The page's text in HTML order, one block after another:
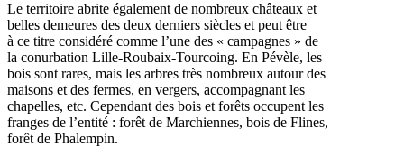
Le territoire abrite également de nombreux châteaux et
belles demeures des deux derniers siècles et peut être
à ce titre considéré comme l’une des « campagnes » de
la conurbation Lille-Roubaix-Tourcoing. En Pévèle, les
bois sont rares, mais les arbres très nombreux autour des
maisons et des fermes, en vergers, accompagnant les
chapelles, etc. Cependant des bois et forêts occupent les
franges de l’entité : forêt de Marchiennes, bois de Flines,
forêt de Phalempin.